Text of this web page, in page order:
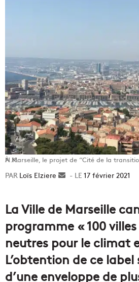
À Marseille, le projet de “Cité de la transition” écologique est lancé. © N.K.
Loïs Elziere
Envoyer17 février 2021
La Ville de Marseille
programme « 100
neutres pour le climat
L’obtention de ce
d’une enveloppe de